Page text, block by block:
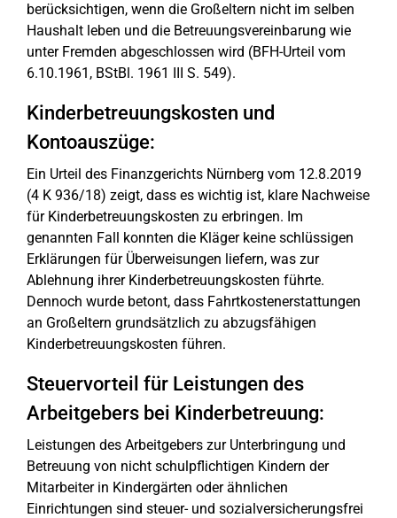
berücksichtigen, wenn die Großeltern nicht im selben
Haushalt leben und die Betreuungsvereinbarung wie
unter Fremden abgeschlossen wird (BFH-Urteil vom
6.10.1961, BStBl. 1961 III S. 549).
Kinderbetreuungskosten und
Kontoauszüge:
Ein Urteil des Finanzgerichts Nürnberg vom 12.8.2019
(4 K 936/18) zeigt, dass es wichtig ist, klare Nachweise
für Kinderbetreuungskosten zu erbringen. Im
genannten Fall konnten die Kläger keine schlüssigen
Erklärungen für Überweisungen liefern, was zur
Ablehnung ihrer Kinderbetreuungskosten führte.
Dennoch wurde betont, dass Fahrtkostenerstattungen
an Großeltern grundsätzlich zu abzugsfähigen
Kinderbetreuungskosten führen.
Steuervorteil für Leistungen des
Arbeitgebers bei Kinderbetreuung:
Leistungen des Arbeitgebers zur Unterbringung und
Betreuung von nicht schulpflichtigen Kindern der
Mitarbeiter in Kindergärten oder ähnlichen
Einrichtungen sind steuer- und sozialversicherungsfrei